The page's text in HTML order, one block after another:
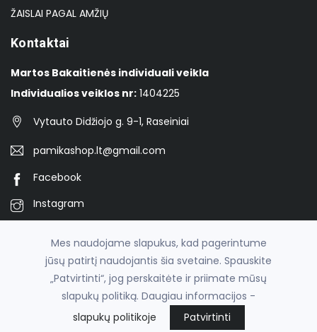
ŽAISLAI PAGAL AMŽIŲ
Kontaktai
Martos Bakaitienės individuali veikla
Individualios veiklos nr: 1404225
Vytauto Didžiojo g. 9-1, Raseiniai
pamikashop.lt@gmail.com
Facebook
Instagram
© 2026
Pamika
el. parduotuvių nuomafronto.lt
Mes naudojame slapukus, kad pagerintume
jūsų patirtį naudojantis šia svetaine. Spauskite
„Patvirtinti“, jog perskaitėte ir priimate mūsų
slapukų politiką. Daugiau informacijos -
slapukų politikoje
Patvirtinti